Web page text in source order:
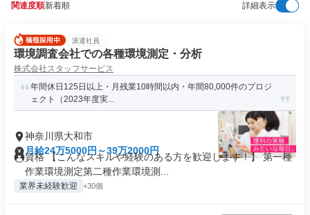
関連度順新着順 詳細表示
派遣社員
環境調査会社での各種環境測定・分析
株式会社スタッフサービス
年間休日125日以上・月残業10時間以内・年間80,000件のプロジ
ェクト（2023年度実...
神奈川県大和市
月給24万5000円～39万2000円
資格 【こんなスキルや経験のある方を歓迎します！】 第一種
作業環境測定第二種作業環境測...
業界未経験歓迎 +30個